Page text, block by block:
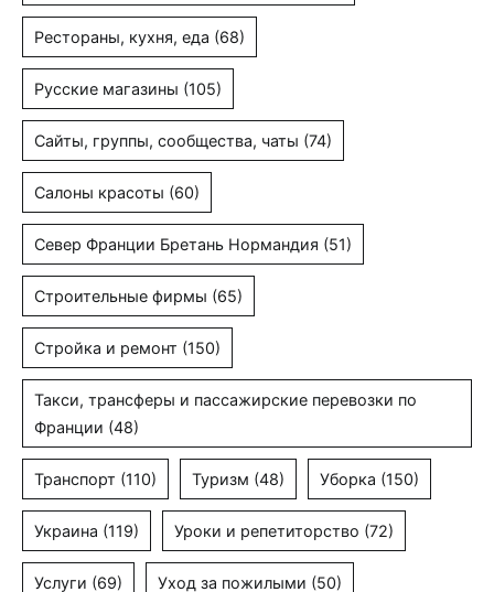
Рестораны, кухня, еда (68)
Русские магазины (105)
Сайты, группы, сообщества, чаты (74)
Салоны красоты (60)
Север Франции Бретань Нормандия (51)
Строительные фирмы (65)
Стройка и ремонт (150)
Такси, трансферы и пассажирские перевозки по
Франции (48)
Транспорт (110) Туризм (48) Уборка (150)
Украина (119) Уроки и репетиторство (72)
Услуги (69) Уход за пожилыми (50)